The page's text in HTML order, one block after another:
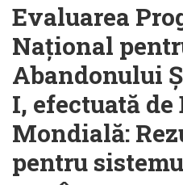
Evaluarea
Național
Abandonului
I, efectuată de
Mondială:
pentru